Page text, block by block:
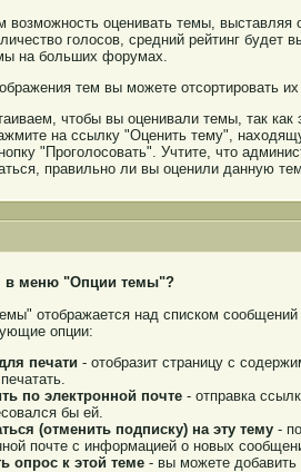
оценивать темы, выставляя
голосов, средний рейтинг
на больших форумах.
тем вы можете отсортировать
чтобы вы оценивали темы, так
на ссылку "Оценить тему",
"Проголосовать". Учтите, что
правильно ли вы оценили данную
в меню "Опции темы"?
отображается над списком
опции:
печати - отобразит страницу с
по электронной почте - отправка
бы ей.
(отменить подписку) на эту тему -
почте с информацией о новых
опрос к этой теме - вы можете